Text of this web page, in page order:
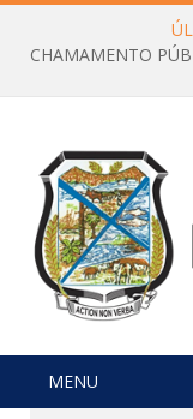
MENU